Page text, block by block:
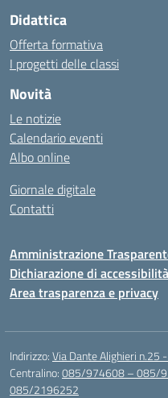
Didattica
Offerta formativa
I progetti delle classi
Novità
Le notizie
Calendario eventi
Albo online
Giornale digitale
Contatti
Amministrazione
Dichiarazione di accessibilità
Area trasparenza e privacy
Indirizzo:Via Dante Alighieri n.25
Centralino:085/974608 – 085/
085/2196252